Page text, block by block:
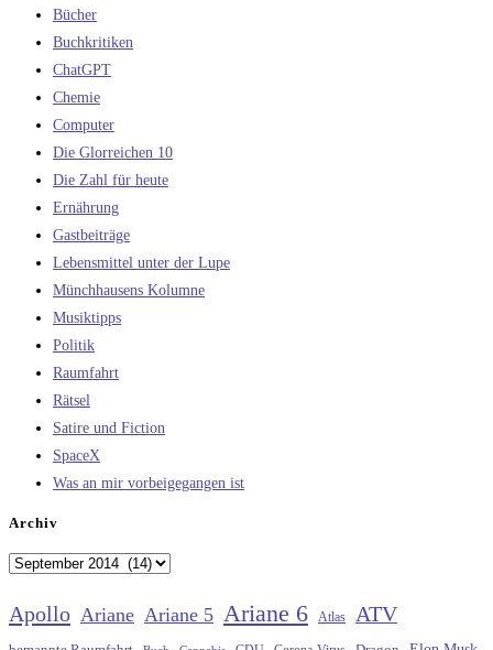
Bücher
Buchkritiken
ChatGPT
Chemie
Computer
Die Glorreichen 10
Die Zahl für heute
Ernährung
Gastbeiträge
Lebensmittel unter der Lupe
Münchhausens Kolumne
Musiktipps
Politik
Raumfahrt
Rätsel
Satire und Fiction
SpaceX
Was an mir vorbeigegangen ist
Archiv
Archiv
Apollo Ariane Ariane 5 Ariane 6 Atlas ATV